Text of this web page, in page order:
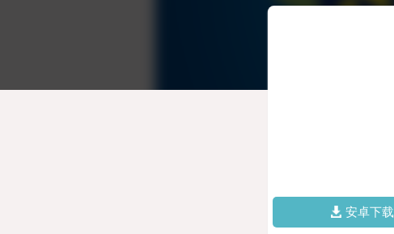
安卓下载